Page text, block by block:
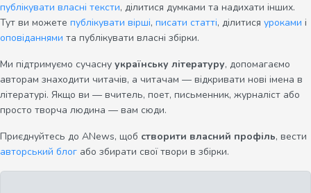
публікувати власні тексти, ділитися думками та надихати інших.
Тут ви можете публікувати вірші, писати статті, ділитися уроками і
оповіданнями та публікувати власні збірки.
Ми підтримуємо сучасну українську літературу, допомагаємо
авторам знаходити читачів, а читачам — відкривати нові імена в
літературі. Якщо ви — вчитель, поет, письменник, журналіст або
просто творча людина — вам сюди.
Приєднуйтесь до ANews, щоб створити власний профіль, вести
авторський блог або збирати свої твори в збірки.